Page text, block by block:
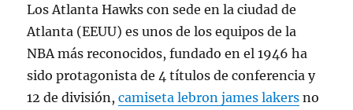
Los Atlanta Hawks con sede en la ciudad de
Atlanta (EEUU) es unos de los equipos de la
NBA más reconocidos, fundado en el 1946 ha
sido protagonista de 4 títulos de conferencia y
12 de división,camiseta lebron james lakers no